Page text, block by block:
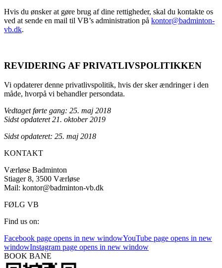
Hvis du ønsker at gøre brug af dine rettigheder, skal du kontakte os
ved at sende en mail til VB’s administration på kontor@badminton-
vb.dk.
REVIDERING AF PRIVATLIVSPOLITIKKEN
Vi opdaterer denne privatlivspolitik, hvis der sker ændringer i den
måde, hvorpå vi behandler persondata.
Vedtaget førte gang: 25. maj 2018
Sidst opdateret 21. oktober 2019
Sidst opdateret: 25. maj 2018
KONTAKT
Værløse Badminton
Stiager 8, 3500 Værløse
Mail: kontor@badminton-vb.dk
FØLG VB
Find us on:
Facebook page opens in new windowYouTube page opens in new
windowInstagram page opens in new window
BOOK BANE